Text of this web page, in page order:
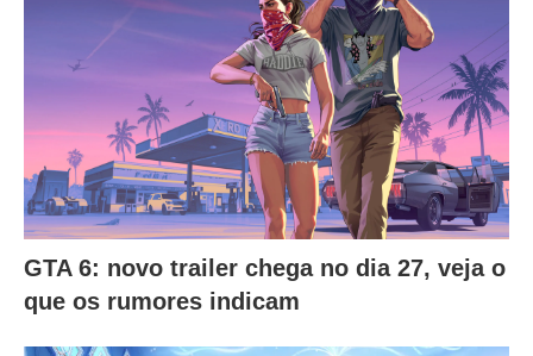
GTA 6: novo trailer chega no dia 27, veja o
que os rumores indicam